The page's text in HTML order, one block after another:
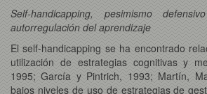
Self-handicapping, pesimismo
autorregulación del aprendizaje
El self-handicapping se ha encontrado
utilización de estrategias cognitivas y
1995; García y Pintrich, 1993; Martín,
bajos niveles de uso de estrategias de